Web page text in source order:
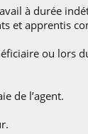
à durée
et apprentis
ou lors
de l’agent.